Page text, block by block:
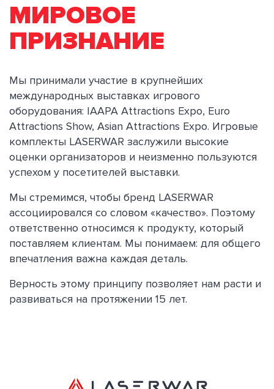
МИРОВОЕ
ПРИЗНАНИЕ
Мы принимали участие в крупнейших
международных выставках игрового
оборудования: IAAPA Attractions Expo, Euro
Attractions Show, Asian Attractions Expo. Игровые
комплекты LASERWAR заслужили высокие
оценки организаторов и неизменно пользуются
успехом у посетителей выставки.
Мы стремимся, чтобы бренд LASERWAR
ассоциировался со словом «качество». Поэтому
ответственно относимся к продукту, который
поставляем клиентам. Мы понимаем: для общего
впечатления важна каждая деталь.
Верность этому принципу позволяет нам расти и
развиваться на протяжении 15 лет.